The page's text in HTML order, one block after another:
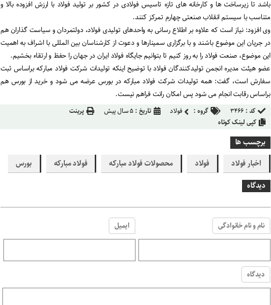
باشد تا زیرساخت ها و کارخانه های تازه تاسیس فولادی در کشور بر تولید فولاد با ارزش افزوده بالا و
متناسب با سیستم انقلاب صنعتی چهارم تمرکز کنند.
وی افزود: نیاز است که علاوه بر اطلاع رسانی به واحدهای تولیدی فولاد، دولتمردان و سیاست گذاران هم
در جریان این موضوع باشند و با برگزاری سمینارها و دعوت از کارشناسان بین المللی با اشراف به اهمیت
این موضوع، صنعت فولاد را به روز کنیم تا بتوانیم جایگاه فولاد ایران در جهان را حفظ و ارتقاء بخشیم.
عضو هیئت مدیره انجمن تولیدکنندگان فولاد با توضیح اینکه تولیدات شرکت فولاد مبارکه براساس ثبت
سفارش است، گفت: همه تولیدات شرکت فولاد مبارکه در بورس عرضه می شود و خرید از بورس هم
براساس رقابت انجام می شود پس امکان رانت فراهم نیست.
کد : ۳۴۶۶ گروه : فولاد تاریخ : ۵ سال پیش
پرینت
کپی لینک کوتاه
برچسب ها
اخبار فولاد
فولاد محصولات فولاد مبارکه فولاد مبارکه
بورس
دیدگاه
نام و نام خانوادگی ایمیل
دیدگاه